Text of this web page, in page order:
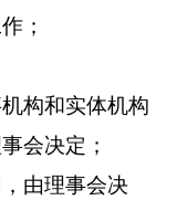
；
构和实体机构
会决定；
由理事会决